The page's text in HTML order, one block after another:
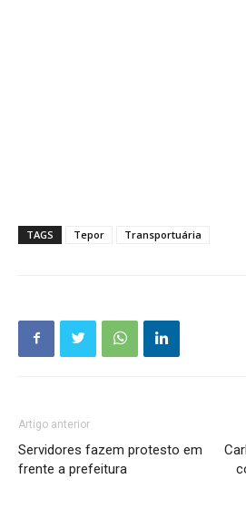
TAGS Tepor Transportuária
Artigo anterior
Servidores fazem protesto em
frente a prefeitura